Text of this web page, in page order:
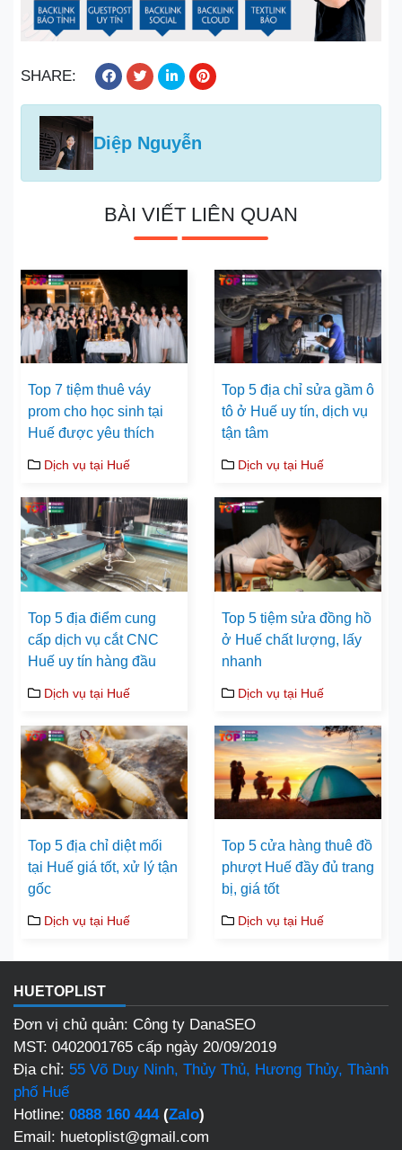
SHARE:
Diệp Nguyễn
BÀI VIẾT LIÊN QUAN
Top 7 tiệm thuê váy
prom cho học sinh tại
Huế được yêu thích
Dịch vụ tại Huế
Top 5 địa chỉ sửa gầm ô
tô ở Huế uy tín, dịch vụ
tận tâm
Dịch vụ tại Huế
Top 5 địa điểm cung
cấp dịch vụ cắt CNC
Huế uy tín hàng đầu
Dịch vụ tại Huế
Top 5 tiệm sửa đồng hồ
ở Huế chất lượng, lấy
nhanh
Dịch vụ tại Huế
Top 5 địa chỉ diệt mối
tại Huế giá tốt, xử lý tận
gốc
Dịch vụ tại Huế
Top 5 cửa hàng thuê đồ
phượt Huế đầy đủ trang
bị, giá tốt
Dịch vụ tại Huế
HUETOPLIST
Đơn vị chủ quản: Công ty DanaSEO
MST: 0402001765 cấp ngày 20/09/2019
Địa chỉ: 55 Võ Duy Ninh, Thủy Thủ, Hương Thủy, Thành
phố Huế
Hotline: 0888 160 444(Zalo)
Email: huetoplist@gmail.com